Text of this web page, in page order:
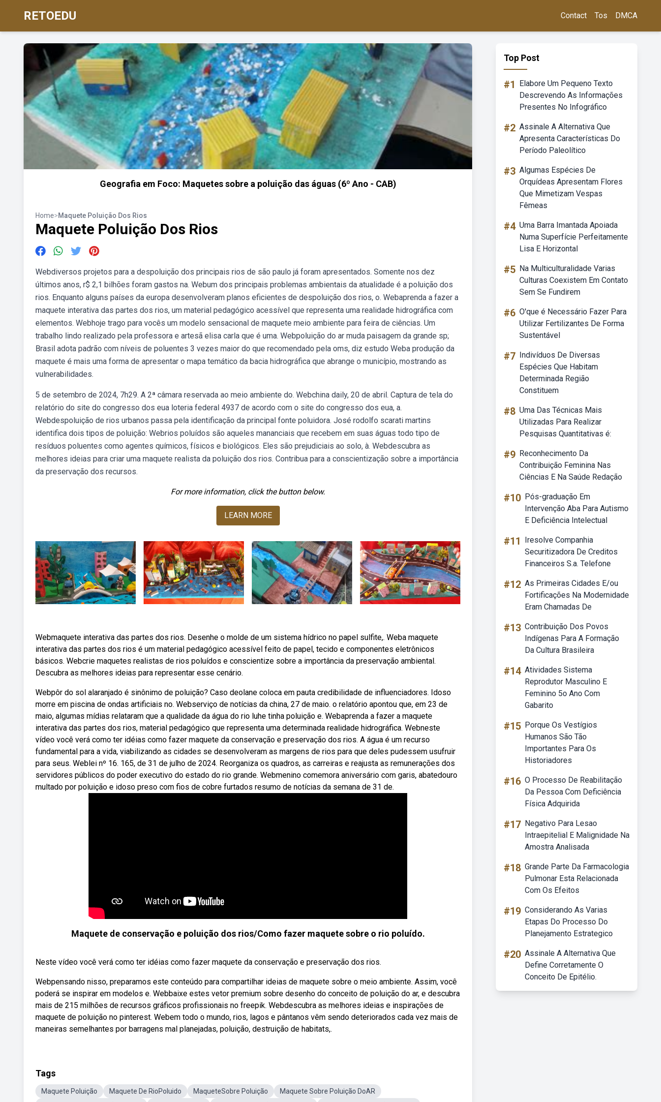
RETOEDU Contact Tos DMCA
Geografia em Foco: Maquetes sobre a poluição das águas (6º Ano - CAB)
Home>Maquete Poluição Dos Rios
Maquete Poluição Dos Rios
Webdiversos projetos para a despoluição dos principais rios de são paulo já foram apresentados. Somente nos dez
últimos anos, r$ 2,1 bilhões foram gastos na. Webum dos principais problemas ambientais da atualidade é a poluição dos
rios. Enquanto alguns países da europa desenvolveram planos eficientes de despoluição dos rios, o. Webaprenda a fazer a
maquete interativa das partes dos rios, um material pedagógico acessível que representa uma realidade hidrográfica com
elementos. Webhoje trago para vocês um modelo sensacional de maquete meio ambiente para feira de ciências. Um
trabalho lindo realizado pela professora e artesã elisa carla que é uma. Webpoluição do ar muda paisagem da grande sp;
Brasil adota padrão com níveis de poluentes 3 vezes maior do que recomendado pela oms, diz estudo Weba produção da
maquete é mais uma forma de apresentar o mapa temático da bacia hidrográfica que abrange o município, mostrando as
vulnerabilidades.
5 de setembro de 2024, 7h29. A 2ª câmara reservada ao meio ambiente do. Webchina daily, 20 de abril. Captura de tela do
relatório do site do congresso dos eua loteria federal 4937 de acordo com o site do congresso dos eua, a.
Webdespoluição de rios urbanos passa pela identificação da principal fonte poluidora. José rodolfo scarati martins
identifica dois tipos de poluição: Webrios poluídos são aqueles mananciais que recebem em suas águas todo tipo de
resíduos poluentes como agentes químicos, físicos e biológicos. Eles são prejudiciais ao solo, à. Webdescubra as
melhores ideias para criar uma maquete realista da poluição dos rios. Contribua para a conscientização sobre a importância
da preservação dos recursos.
For more information, click the button below.
LEARN MORE
Webmaquete interativa das partes dos rios. Desenhe o molde de um sistema hídrico no papel sulfite,. Weba maquete
interativa das partes dos rios é um material pedagógico acessível feito de papel, tecido e componentes eletrônicos
básicos. Webcrie maquetes realistas de rios poluídos e conscientize sobre a importância da preservação ambiental.
Descubra as melhores ideias para representar esse cenário.
Webpôr do sol alaranjado é sinônimo de poluição? Caso deolane coloca em pauta credibilidade de influenciadores. Idoso
morre em piscina de ondas artificiais no. Webserviço de notícias da china, 27 de maio. o relatório apontou que, em 23 de
maio, algumas mídias relataram que a qualidade da água do rio luhe tinha poluição e. Webaprenda a fazer a maquete
interativa das partes dos rios, material pedagógico que representa uma determinada realidade hidrográfica. Webneste
vídeo você verá como ter idéias como fazer maquete da conservação e preservação dos rios. A água é um recurso
fundamental para a vida, viabilizando as cidades se desenvolveram as margens de rios para que deles pudessem usufruir
para seus. Weblei nº 16. 165, de 31 de julho de 2024. Reorganiza os quadros, as carreiras e reajusta as remunerações dos
servidores públicos do poder executivo do estado do rio grande. Webmenino comemora aniversário com garis, abatedouro
multado por poluição e idoso preso com fios de cobre furtados resumo de notícias da semana de 31 de.
Maquete de conservação e poluição dos rios/Como fazer maquete sobre o rio poluído.
Neste vídeo você verá como ter idéias como fazer maquete da conservação e preservação dos rios.
Webpensando nisso, preparamos este conteúdo para compartilhar ideias de maquete sobre o meio ambiente. Assim, você
poderá se inspirar em modelos e. Webbaixe estes vetor premium sobre desenho do conceito de poluição do ar, e descubra
mais de 215 milhões de recursos gráficos profissionais no freepik. Webdescubra as melhores ideias e inspirações de
maquete de poluição no pinterest. Webem todo o mundo, rios, lagos e pântanos vêm sendo deteriorados cada vez mais de
maneiras semelhantes por barragens mal planejadas, poluição, destruição de habitats,.
Tags
Maquete Poluição Maquete De RioPoluido MaqueteSobre Poluição
Maquete Sobre Poluição DoAR
Top Post
#1
Elabore Um Pequeno Texto
Descrevendo As Informações
Presentes No Infográfico
#2 Assinale A Alternativa Que
Apresenta Características Do
Período Paleolítico
#3 Algumas Espécies De
Orquídeas Apresentam Flores
Que Mimetizam Vespas
Fêmeas
#4 Uma Barra Imantada Apoiada
Numa Superfície Perfeitamente
Lisa E Horizontal
#5 Na Multiculturalidade Varias
Culturas Coexistem Em Contato
Sem Se Fundirem
#6 O'que é Necessário Fazer Para
Utilizar Fertilizantes De Forma
Sustentável
#7 Indivíduos De Diversas
Espécies Que Habitam
Determinada Região
Constituem
#8 Uma Das Técnicas Mais
Utilizadas Para Realizar
Pesquisas Quantitativas é:
#9 Reconhecimento Da
Contribuição Feminina Nas
Ciências E Na Saúde Redação
#10 Pós-graduação Em
Intervenção Aba Para Autismo
E Deficiência Intelectual
#11
Iresolve Companhia
Securitizadora De Creditos
Financeiros S.a. Telefone
#12 As Primeiras Cidades E/ou
Fortificações Na Modernidade
Eram Chamadas De
#13 Contribuição Dos Povos
Indígenas Para A Formação
Da Cultura Brasileira
#14 Atividades Sistema
Reprodutor Masculino E
Feminino 5o Ano Com
Gabarito
#15 Porque Os Vestígios
Humanos São Tão
Importantes Para Os
Historiadores
#16 O Processo De Reabilitação
Da Pessoa Com Deficiência
Física Adquirida
#17 Negativo Para Lesao
Intraepitelial E Malignidade Na
Amostra Analisada
#18 Grande Parte Da Farmacologia
Pulmonar Esta Relacionada
Com Os Efeitos
#19 Considerando As Varias
Etapas Do Processo Do
Planejamento Estrategico
#20 Assinale A Alternativa Que
Define Corretamente O
Conceito De Epitélio.